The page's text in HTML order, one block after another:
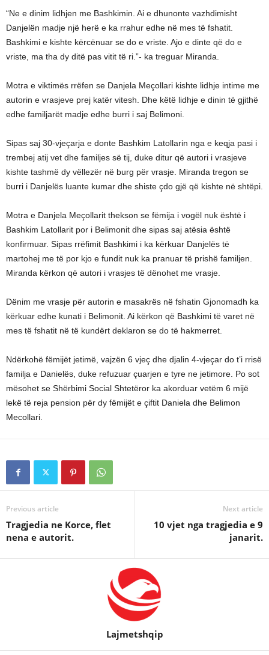
“Ne e dinim lidhjen me Bashkimin. Ai e dhunonte vazhdimisht
Danjelën madje një herë e ka rrahur edhe në mes të fshatit.
Bashkimi e kishte kërcënuar se do e vriste. Ajo e dinte që do e
vriste, ma tha dy ditë pas vitit të ri.”- ka treguar Miranda.
Motra e viktimës rrëfen se Danjela Meçollari kishte lidhje intime me
autorin e vrasjeve prej katër vitesh. Dhe këtë lidhje e dinin të gjithë
edhe familjarët madje edhe burri i saj Belimoni.
Sipas saj 30-vjeçarja e donte Bashkim Latollarin nga e keqja pasi i
trembej atij vet dhe familjes së tij, duke ditur që autori i vrasjeve
kishte tashmë dy vëllezër në burg për vrasje. Miranda tregon se
burri i Danjelës luante kumar dhe shiste çdo gjë që kishte në shtëpi.
Motra e Danjela Meçollarit thekson se fëmija i vogël nuk është i
Bashkim Latollarit por i Belimonit dhe sipas saj atësia është
konfirmuar. Sipas rrëfimit Bashkimi i ka kërkuar Danjelës të
martohej me të por kjo e fundit nuk ka pranuar të prishë familjen.
Miranda kërkon që autori i vrasjes të dënohet me vrasje.
Dënim me vrasje për autorin e masakrës në fshatin Gjonomadh ka
kërkuar edhe kunati i Belimonit. Ai kërkon që Bashkimi të varet në
mes të fshatit në të kundërt deklaron se do të hakmerret.
Ndërkohë fëmijët jetimë, vajzën 6 vjeç dhe djalin 4-vjeçar do t’i rrisë
familja e Danielës, duke refuzuar çuarjen e tyre ne jetimore. Po sot
mësohet se Shërbimi Social Shtetëror ka akorduar vetëm 6 mijë
lekë të reja pension për dy fëmijët e çiftit Daniela dhe Belimon
Mecollari.
Previous article
Tragjedia ne Korce, flet
nena e autorit.
Next article
10 vjet nga tragjedia e 9
janarit.
Lajmetshqip